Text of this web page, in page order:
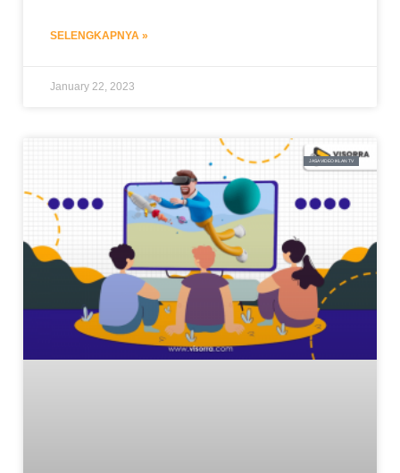
SELENGKAPNYA »
January 22, 2023
JASA VIDEO IKLAN TV